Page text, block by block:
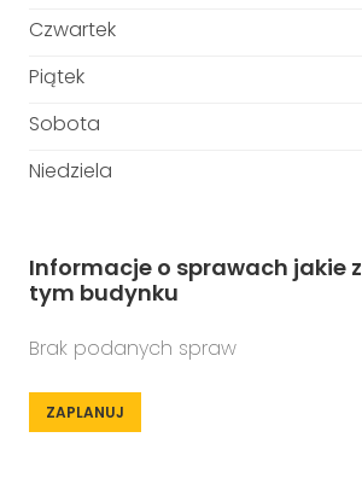
Czwartek
Piątek
Sobota
Niedziela
Informacje o sprawach jakie
tym budynku
Brak podanych spraw
ZAPLANUJ